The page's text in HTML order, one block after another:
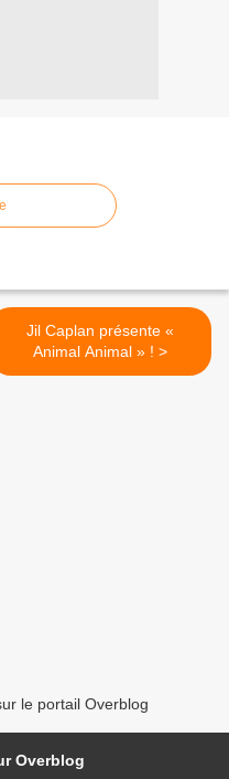
Jil Caplan présente «
Animal Animal » ! >
le portail Overblog
Overblog